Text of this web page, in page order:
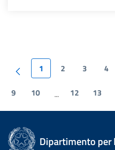
1 2 3 4
9 10 ... 12 13
Dipartimento per